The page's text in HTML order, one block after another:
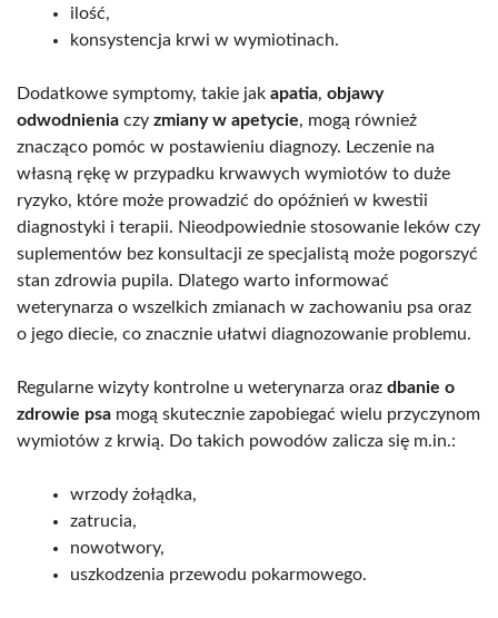
ilość,
konsystencja krwi w wymiotinach.
Dodatkowe symptomy, takie jak apatia, objawy
odwodnienia czy zmiany w apetycie, mogą również
znacząco pomóc w postawieniu diagnozy. Leczenie na
własną rękę w przypadku krwawych wymiotów to duże
ryzyko, które może prowadzić do opóźnień w kwestii
diagnostyki i terapii. Nieodpowiednie stosowanie leków czy
suplementów bez konsultacji ze specjalistą może pogorszyć
stan zdrowia pupila. Dlatego warto informować
weterynarza o wszelkich zmianach w zachowaniu psa oraz
o jego diecie, co znacznie ułatwi diagnozowanie problemu.
Regularne wizyty kontrolne u weterynarza oraz dbanie o
zdrowie psa mogą skutecznie zapobiegać wielu przyczynom
wymiotów z krwią. Do takich powodów zalicza się m.in.:
wrzody żołądka,
zatrucia,
nowotwory,
uszkodzenia przewodu pokarmowego.